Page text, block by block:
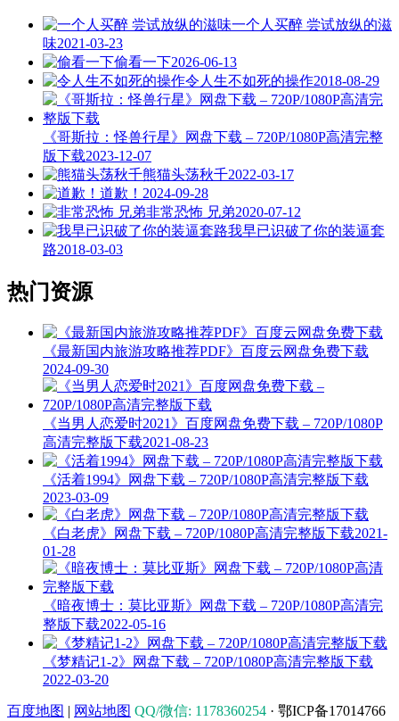
一个人买醉 尝试放纵的滋
味2021-03-23
偷看一下2026-06-13
令人生不如死的操作2018-08-29
《哥斯拉：怪兽行星》网盘下载 – 720P/1080P高清完整
版下载2023-12-07
熊猫头荡秋千2022-03-17
道歉！ 2024-09-28
非常恐怖 兄弟2020-07-12
我早已识破了你的装逼套
路2018-03-03
热门资源
《最新国内旅游攻略推荐PDF》百度云网盘免费下载
2024-09-30
《当男人恋爱时2021》百度网盘免费下载 – 720P/1080P
高清完整版下载2021-08-23
《活着1994》网盘下载 – 720P/1080P高清完整版下载
2023-03-09
《白老虎》网盘下载 – 720P/1080P高清完整版下载2021-
01-28
《暗夜博士：莫比亚斯》网盘下载 – 720P/1080P高清完
整版下载2022-05-16
《梦精记1-2》网盘下载 – 720P/1080P高清完整版下载
2022-03-20
百度地图 | 网站地图 QQ/微信: 1178360254 · 鄂ICP备17014766